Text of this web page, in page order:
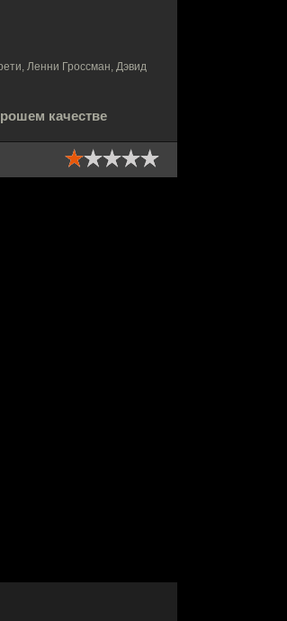
Ленни Гроссман, Дэвид
качестве